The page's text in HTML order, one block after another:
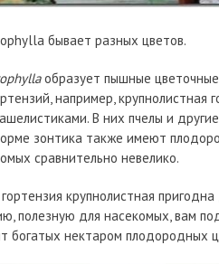
бывает разных цветов.
образует пышные цветочные
например,
В них пчелы и
зонтика также имеют
сравнительно невелико.
крупнолистная
полезную для насекомых, вам
богатых нектаром плодородных